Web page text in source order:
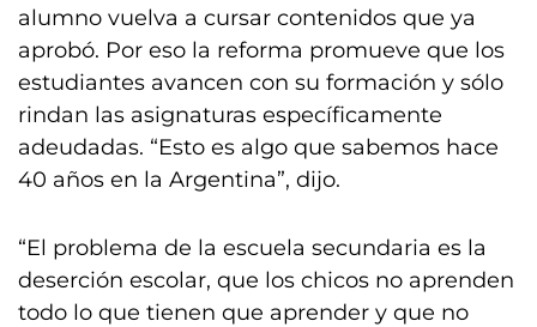
alumno vuelva a cursar contenidos que ya
aprobó. Por eso la reforma promueve que los
estudiantes avancen con su formación y sólo
rindan las asignaturas específicamente
adeudadas. “Esto es algo que sabemos hace
40 años en la Argentina”, dijo.
“El problema de la escuela secundaria es la
deserción escolar, que los chicos no aprenden
todo lo que tienen que aprender y que no